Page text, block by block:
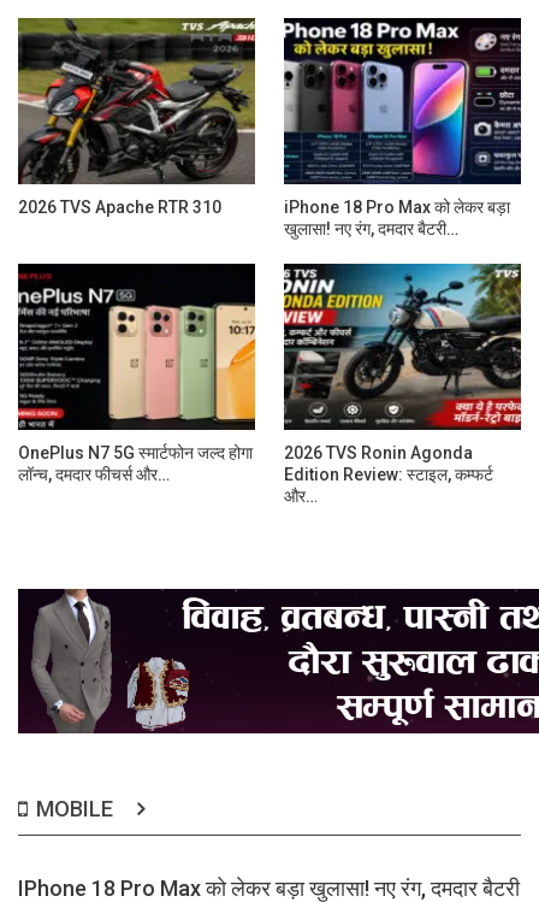
2026 TVS Apache RTR 310
iPhone 18 Pro Max को लेकर बड़ा
खुलासा! नए रंग, दमदार बैटरी…
OnePlus N7 5G स्मार्टफोन जल्द होगा
लॉन्च, दमदार फीचर्स और…
2026 TVS Ronin Agonda
Edition Review: स्टाइल, कम्फर्ट
और…
MOBILE
IPhone 18 Pro Max को लेकर बड़ा खुलासा! नए रंग, दमदार बैटरी